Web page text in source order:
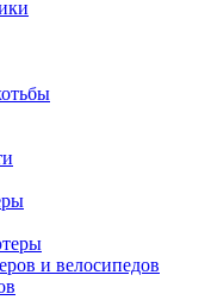
и велосипедов